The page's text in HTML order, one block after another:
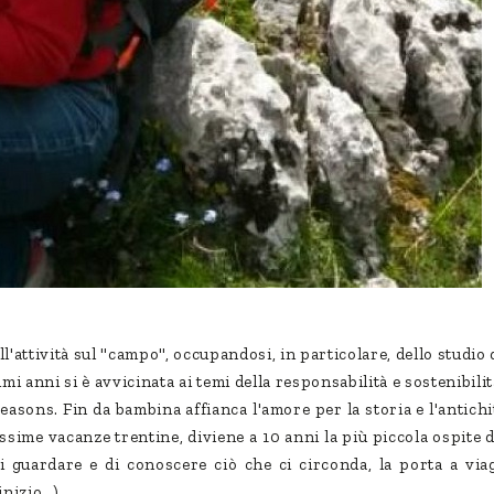
sul "campo", occupandosi, in particolare, dello
anni si è avvicinata ai temi della responsabilità e
Fin da bambina affianca l'amore per la storia e
vacanze trentine, diviene a 10 anni la più piccola
guardare e di conoscere ciò che ci circonda, la porta a